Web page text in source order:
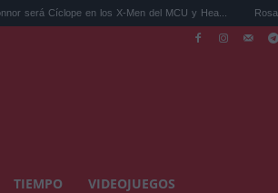
los X-Men del MCU y Hea... Rosalía en Buenos
TIEMPO VIDEOJUEGOS